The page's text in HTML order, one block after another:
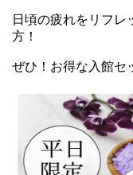
日頃の疲れをリフレ
方！
ぜひ！お得な入館セ